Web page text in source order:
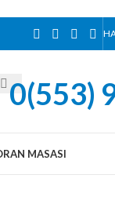
0(553)
MASASI